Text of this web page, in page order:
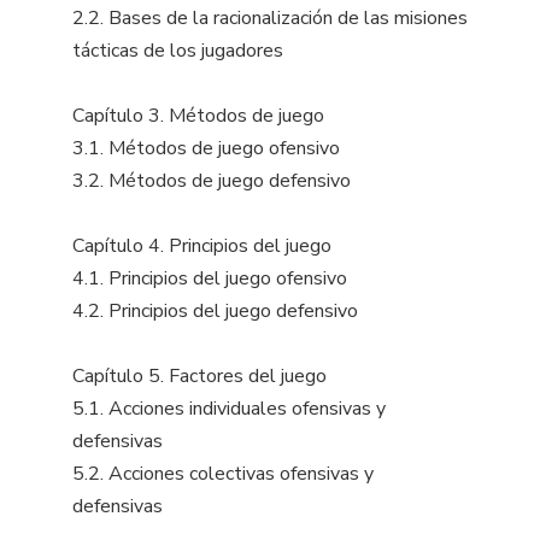
2.2. Bases de la racionalización de las misiones
tácticas de los jugadores
Capítulo 3. Métodos de juego
3.1. Métodos de juego ofensivo
3.2. Métodos de juego defensivo
Capítulo 4. Principios del juego
4.1. Principios del juego ofensivo
4.2. Principios del juego defensivo
Capítulo 5. Factores del juego
5.1. Acciones individuales ofensivas y
defensivas
5.2. Acciones colectivas ofensivas y
defensivas